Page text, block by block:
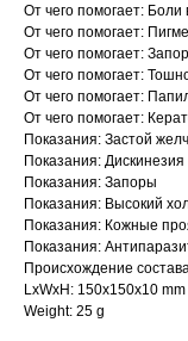
От чего помогает:
От чего помогает:
От чего помогает: Запор
От чего помогает:
От чего помогает:
От чего помогает:
Показания: Застой
Показания: Дискинезия
Показания: Запоры
Показания: Высокий
Показания: Кожные
Показания:
Происхождение
LxWxH: 150x150x10 mm
Weight: 25 g